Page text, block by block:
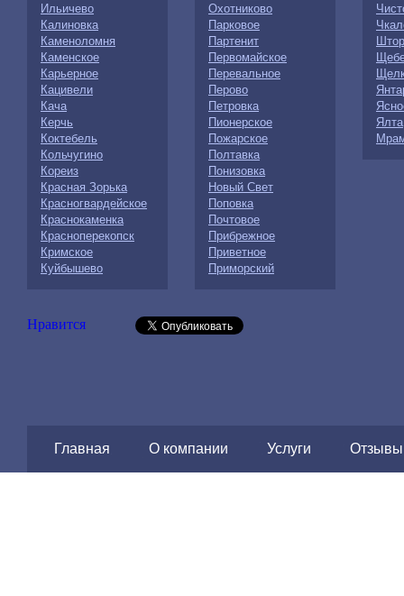
Ильичево
Калиновка
Каменоломня
Каменское
Карьерное
Кацивели
Кача
Керчь
Коктебель
Кольчугино
Кореиз
Красная Зорька
Красногвардейское
Краснокаменка
Красноперекопск
Кримское
Куйбышево
Охотниково
Парковое
Партенит
Первомайское
Перевальное
Перово
Петровка
Пионерское
Пожарское
Полтавка
Понизовка
Новый Свет
Поповка
Почтовое
Прибрежное
Приветное
Приморский
Ялта
Нравится
Главная О компании Услуги Отзывы